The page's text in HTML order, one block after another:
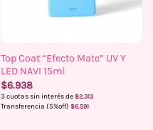
Top Coat “Efecto Mate” UV Y
LED NAVI 15ml
$6.938
3 cuotas sin interés de $2.313
Transferencia (5%off) $6.591